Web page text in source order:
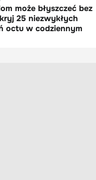
może błyszczeć bez
25 niezwykłych
octu w codziennym